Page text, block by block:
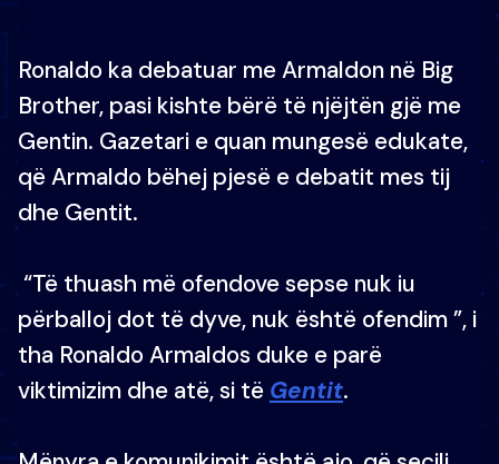
Ronaldo ka debatuar me Armaldon në Big
Brother, pasi kishte bërë të njëjtën gjë me
Gentin. Gazetari e quan mungesë edukate,
që Armaldo bëhej pjesë e debatit mes tij
dhe Gentit.
“Të thuash më ofendove sepse nuk iu
përballoj dot të dyve, nuk është ofendim ”, i
tha Ronaldo Armaldos duke e parë
viktimizim dhe atë, si të Gentit.